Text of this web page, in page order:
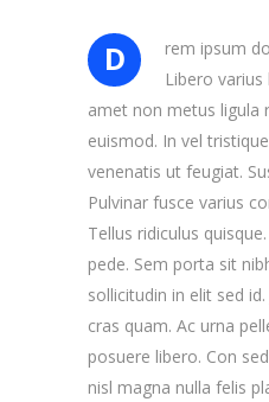
D
rem ipsum
Libero
amet non metus ligula
euismod. In vel
venenatis ut feugiat.
Pulvinar fusce varius
Tellus ridiculus
pede. Sem porta sit
sollicitudin in elit sed
cras quam. Ac urna
posuere libero. Con
nisl magna nulla felis